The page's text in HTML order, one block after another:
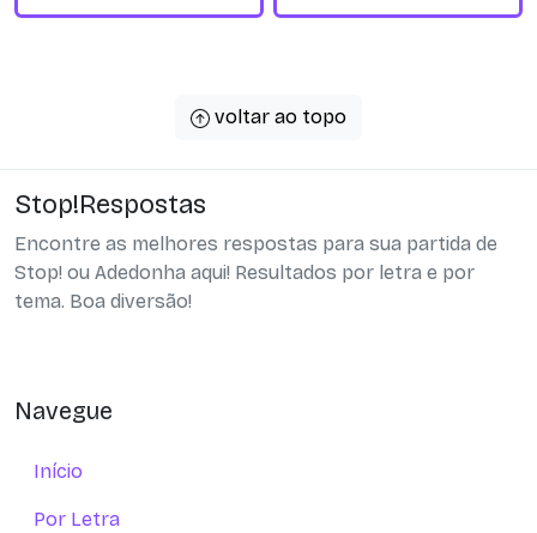
voltar ao topo
Stop!Respostas
Encontre as melhores respostas para sua partida de
Stop! ou Adedonha aqui! Resultados por letra e por
tema. Boa diversão!
Navegue
Início
Por Letra